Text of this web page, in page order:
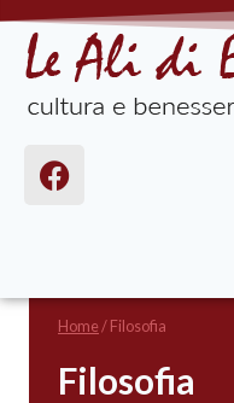
Home/Filosofia
Filosofia